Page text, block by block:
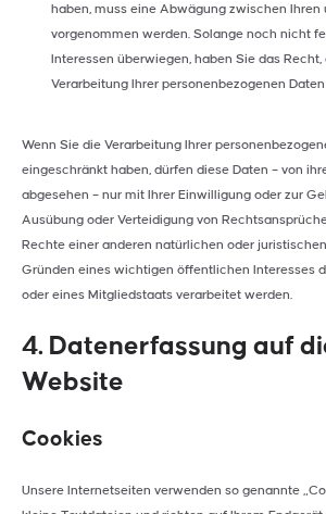
haben, muss eine Abwägung zwischen Ihren
vorgenommen werden. Solange noch nicht
Interessen überwiegen, haben Sie das
Verarbeitung Ihrer personenbezogenen
Wenn Sie die Verarbeitung Ihrer
eingeschränkt haben, dürfen diese Daten – von
abgesehen – nur mit Ihrer Einwilligung oder zur
Ausübung oder Verteidigung von
Rechte einer anderen natürlichen oder
Gründen eines wichtigen öffentlichen Interesses
oder eines Mitgliedstaats verarbeitet werden.
4. Datenerfassung auf
Website
Cookies
Unsere Internetseiten verwenden so genannte